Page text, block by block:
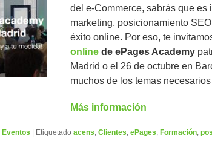
del e-Commerce, sabrás que es
marketing, posicionamiento
éxito online. Por eso, te
onlinede ePages Academy
Madrid o el 26 de octubre en
muchos de los temas
Más información
Eventos Etiquetado acens, Clientes, ePages, Formación,